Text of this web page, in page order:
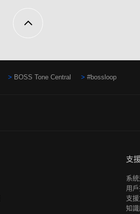
BOSS Tone Central #bossloop
支
系
用
支
知